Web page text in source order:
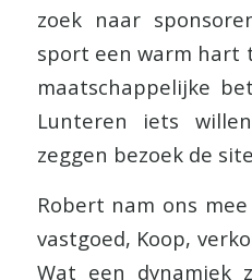
zoek naar
sport een warm hart
maatschappelijke
Lunteren iets
zeggen bezoek de
Robert nam ons
vastgoed, Koop,
Wat een dynamiek